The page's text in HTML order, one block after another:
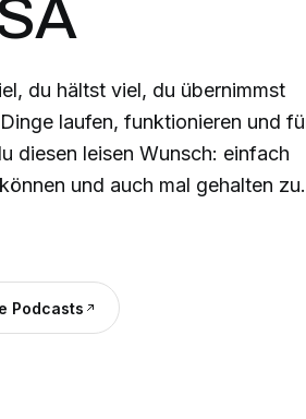
du hältst viel, du übernimmst
laufen, funktionieren und
und auch mal gehalten zu
weich werden und dich
durch Geschichten, Impulse
Podcasts